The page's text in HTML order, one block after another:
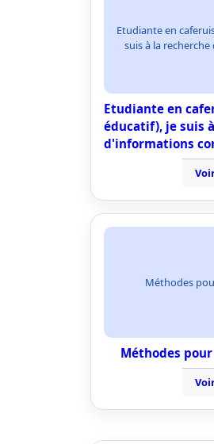
Etudiante en
suis à la
Etudiante en
éducatif), je suis
d'informations
Méthodes
Méthodes